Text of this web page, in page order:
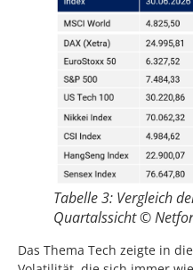
Tabelle 3: Vergleich
Quartalssicht ©
Das Thema Tech zeigte in